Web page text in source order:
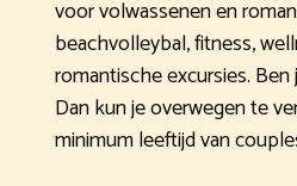
voor volwassenen en
beachvolleybal, fitness,
romantische excursies.
Dan kun je overwegen te
minimum leeftijd van